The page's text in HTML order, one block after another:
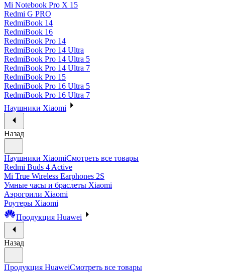
Mi Notebook Pro X 15
Redmi G PRO
RedmiBook 14
RedmiBook 16
RedmiBook Pro 14
RedmiBook Pro 14 Ultra
RedmiBook Pro 14 Ultra 5
RedmiBook Pro 14 Ultra 7
RedmiBook Pro 15
RedmiBook Pro 16 Ultra 5
RedmiBook Pro 16 Ultra 7
Наушники Xiaomi
Назад
Наушники XiaomiСмотреть все товары
Redmi Buds 4 Active
Mi True Wireless Earphones 2S
Умные часы и браслеты Xiaomi
Аэрогрили Xiaomi
Роутеры Xiaomi
Продукция Huawei
Назад
Продукция HuaweiСмотреть все товары